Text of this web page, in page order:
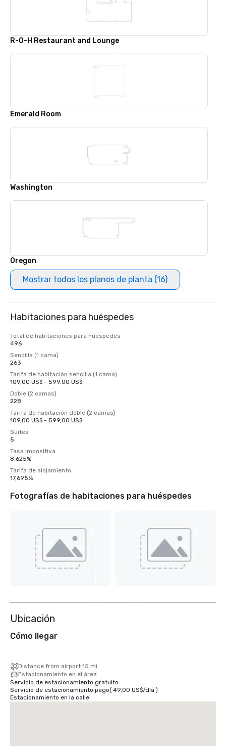
R-O-H Restaurant and Lounge
Emerald Room
Washington
Oregon
Mostrar todos los planos de planta (16)
Habitaciones para huéspedes
Total de habitaciones para huéspedes
496
Sencilla (1 cama)
263
Tarifa de habitación sencilla (1 cama)
109,00 US$ - 599,00 US$
Doble (2 camas)
228
Tarifa de habitación doble (2 camas)
109,00 US$ - 599,00 US$
Suites
5
Tasa impositiva
8,625%
Tarifa de alojamiento
17,695%
Fotografías de habitaciones para huéspedes
Ubicación
Cómo llegar
Distance from airport 15 mi
Estacionamiento en el área
Servicio de estacionamiento gratuito
Servicio de estacionamiento pago( 49,00 US$/día )
Estacionamiento en la calle